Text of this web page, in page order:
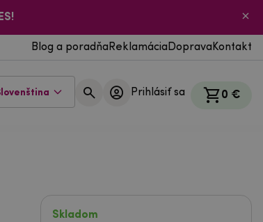
Blog a poradňa Reklamácia Doprava Kontakt
Prihlásiť sa 0 €
Skladom